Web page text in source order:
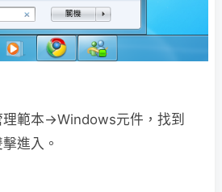
範本→Windows元件，找到
進入。